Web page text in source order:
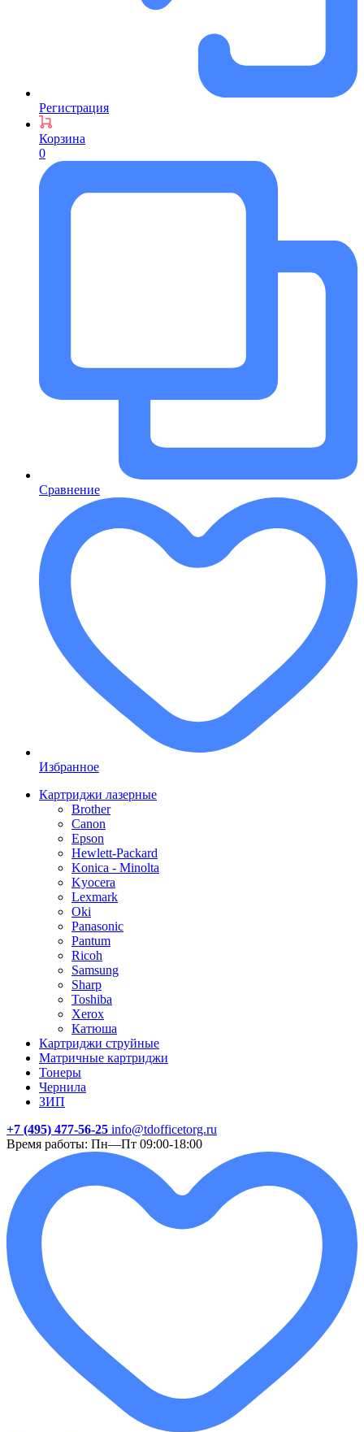
Регистрация
Корзина
0
Сравнение
Избранное
Картриджи лазерные
Brother
Canon
Epson
Hewlett-Packard
Konica - Minolta
Kyocera
Lexmark
Oki
Panasonic
Pantum
Ricoh
Samsung
Sharp
Toshiba
Xerox
Катюша
Картриджи струйные
Матричные картриджи
Тонеры
Чернила
ЗИП
+7 (495) 477-56-25 info@tdofficetorg.ru
Время работы: Пн—Пт 09:00-18:00